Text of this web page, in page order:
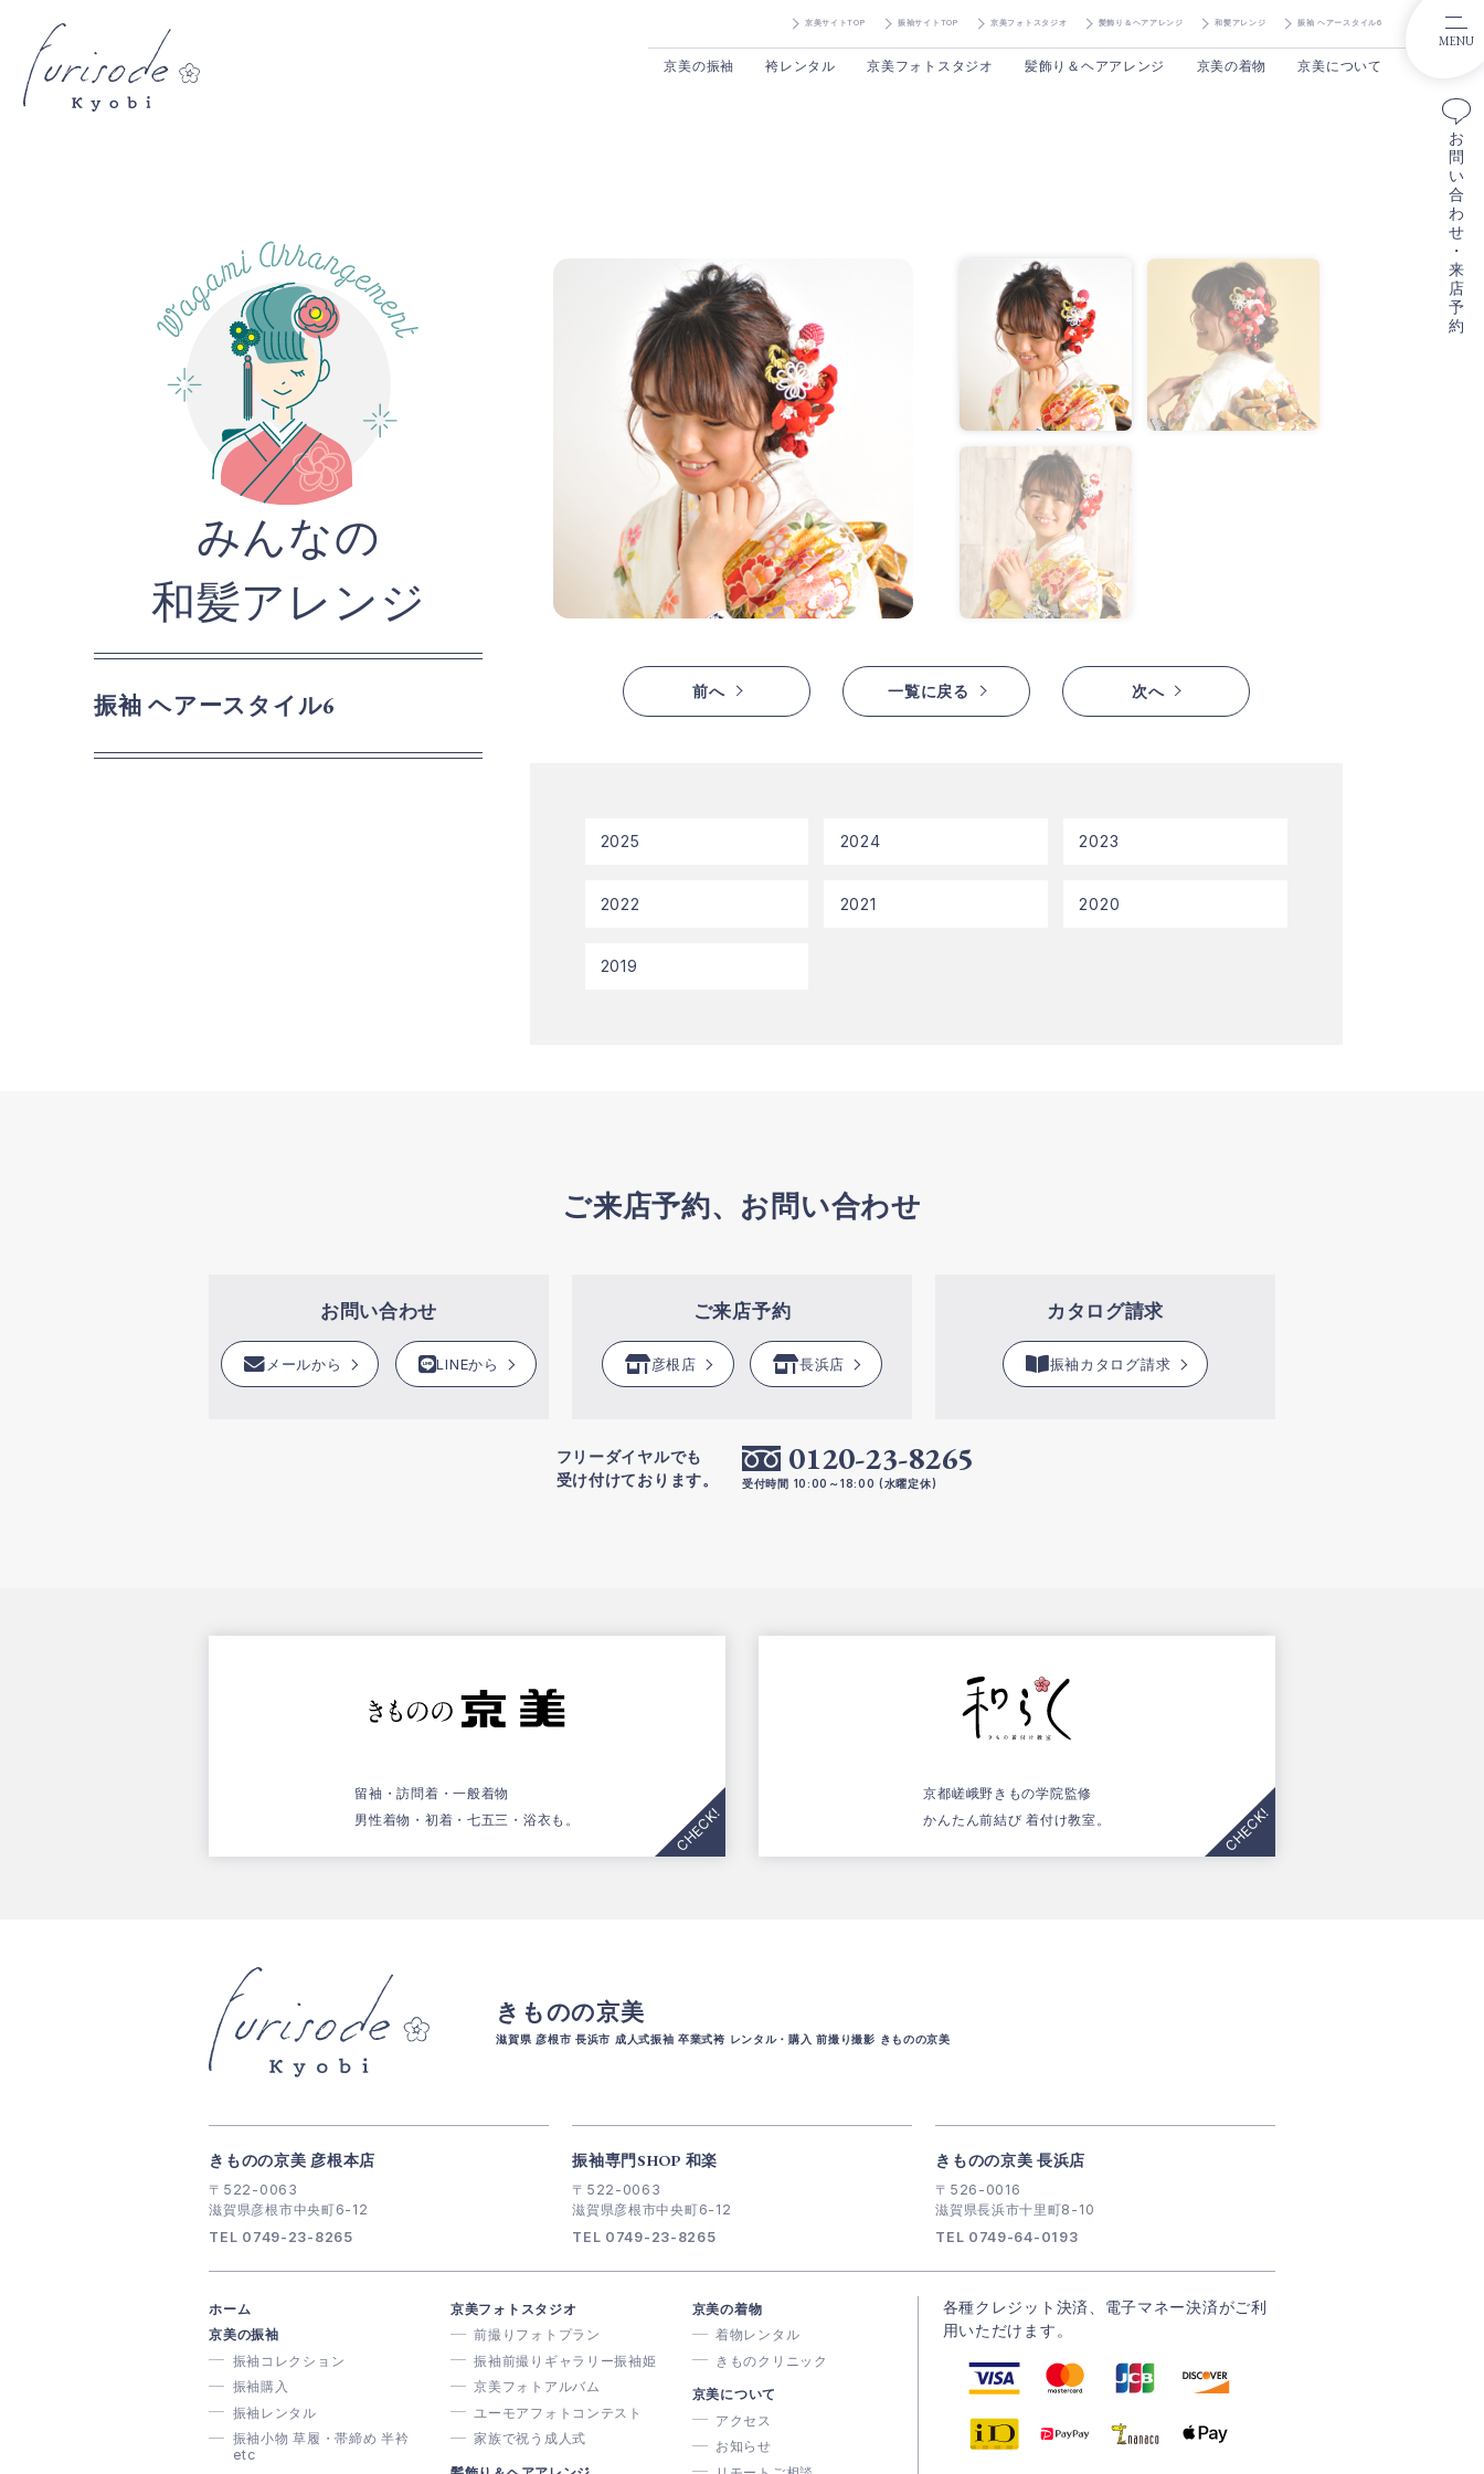
京美の振袖 袴レンタル 京美フォトスタジオ 髪飾り＆ヘアアレンジ 京美の着物 京美について
MENU
お
問
い
合
わ
せ
・
来
店
予
約
京美サイトTOP 振袖サイトTOP 京美フォトスタジオ 髪飾り＆ヘアアレンジ 和髪アレンジ 振袖 ヘアースタイル6
みんなの
和髪アレンジ
振袖 ヘアースタイル6 前へ 一覧に戻る 次へ
2025 2024 2023
2022 2021 2020
2019
ご来店予約、お問い合わせ
お問い合わせ
メールから LINEから
ご来店予約
彦根店 長浜店
カタログ請求
振袖カタログ請求
フリーダイヤルでも
受け付けております。
0120-23-8265
受付時間 10:00～18:00 (水曜定休)
留袖・訪問着・一般着物
男性着物・初着・七五三・浴衣も。
京都嵯峨野きもの学院監修
かんたん前結び 着付け教室。
きものの京美
滋賀県 彦根市 長浜市 成人式振袖 卒業式袴 レンタル・購入 前撮り撮影 きものの京美
きものの京美 彦根本店
〒522-0063
滋賀県彦根市中央町6-12
TEL 0749-23-8265
振袖専門SHOP 和楽
〒522-0063
滋賀県彦根市中央町6-12
TEL 0749-23-8265
きものの京美 長浜店
〒526-0016
滋賀県長浜市十里町8-10
TEL 0749-64-0193
ホーム
京美の振袖
振袖コレクション
振袖購入
振袖レンタル
振袖小物 草履・帯締め 半衿
etc
京美フォトスタジオ
前撮りフォトプラン
振袖前撮りギャラリー振袖姫
京美フォトアルバム
ユーモアフォトコンテスト
家族で祝う成人式
京美の着物
着物レンタル
きものクリニック
京美について
アクセス
お知らせ
各種クレジット決済、電子マネー決済がご利
用いただけます。